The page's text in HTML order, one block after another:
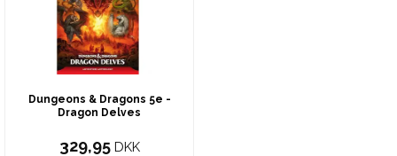
Dungeons & Dragons 5e -
Dragon Delves
329,95 DKK